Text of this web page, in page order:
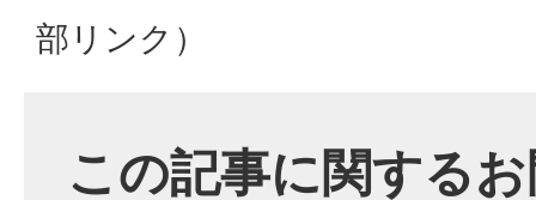
部リンク）
この記事に関する